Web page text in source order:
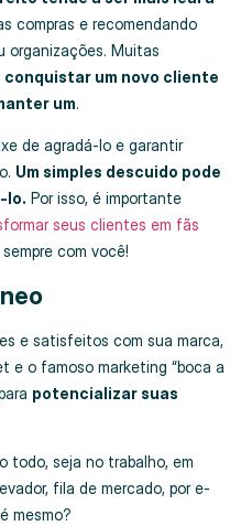
compras e recomendando
organizações. Muitas
conquistar um novo cliente
um.
de agradá-lo e garantir
Um simples descuido pode
lo. Por isso, é importante
seus clientes em fãs
com você!
e satisfeitos com sua marca,
e o famoso marketing “boca a
potencializar suas
todo, seja no trabalho, em
fila de mercado, por e-
mesmo?